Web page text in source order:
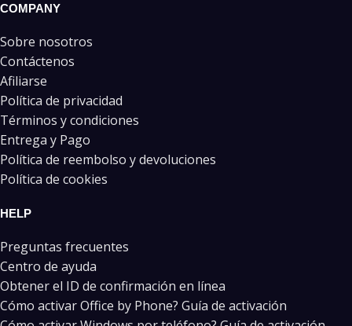
COMPANY
Sobre nosotros
Contáctenos
Afiliarse
Política de privacidad
Términos y condiciones
Entrega y Pago
Política de reembolso y devoluciones
Política de cookies
HELP
Preguntas frecuentes
Centro de ayuda
Obtener el ID de confirmación en línea
Cómo activar Office by Phone? Guía de activación